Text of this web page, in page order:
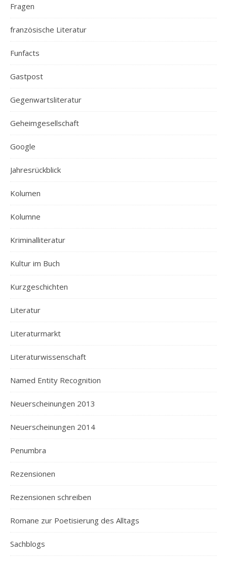
Fragen
französische Literatur
Funfacts
Gastpost
Gegenwartsliteratur
Geheimgesellschaft
Google
Jahresrückblick
Kolumen
Kolumne
Kriminalliteratur
Kultur im Buch
Kurzgeschichten
Literatur
Literaturmarkt
Literaturwissenschaft
Named Entity Recognition
Neuerscheinungen 2013
Neuerscheinungen 2014
Penumbra
Rezensionen
Rezensionen schreiben
Romane zur Poetisierung des Alltags
Sachblogs